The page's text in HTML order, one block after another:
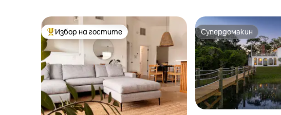
Най-популярен избор на гостите
Избор на гостите Супердомакин
Супердомакин